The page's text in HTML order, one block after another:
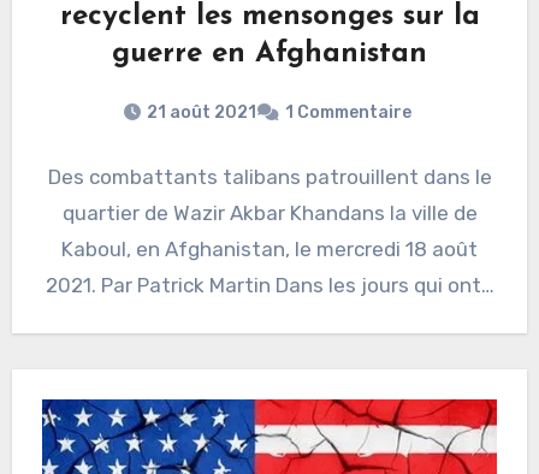
recyclent les mensonges sur la
guerre en Afghanistan
21 août 2021 1 Commentaire
Des combattants talibans patrouillent dans le
quartier de Wazir Akbar Khandans la ville de
Kaboul, en Afghanistan, le mercredi 18 août
2021. Par Patrick Martin Dans les jours qui ont…